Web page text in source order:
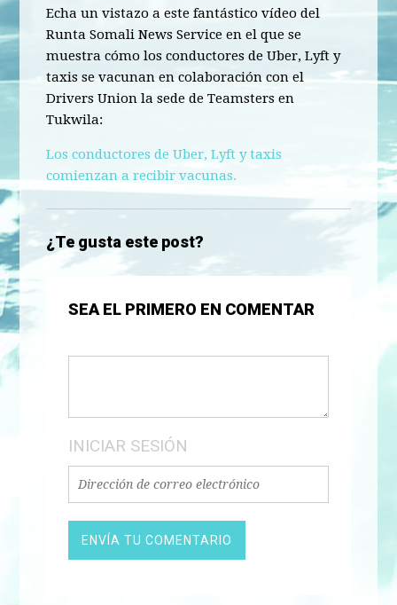
Echa un vistazo a este fantástico vídeo del
Runta Somali News Service en el que se
muestra cómo los conductores de Uber, Lyft y
taxis se vacunan en colaboración con el
Drivers Union la sede de Teamsters en
Tukwila:
Los conductores de Uber, Lyft y taxis
comienzan a recibir vacunas.
¿Te gusta este post?
SEA EL PRIMERO EN COMENTAR
INICIAR SESIÓN